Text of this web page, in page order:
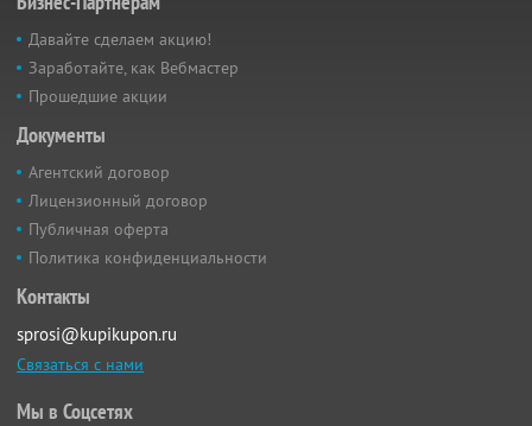
Давайте сделаем акцию!
Заработайте, как Вебмастер
Прошедшие акции
Документы
Агентский договор
Лицензионный договор
Публичная оферта
Политика конфиденциальности
Контакты
sprosi@kupikupon.ru
Связаться с нами
Мы в Соцсетях